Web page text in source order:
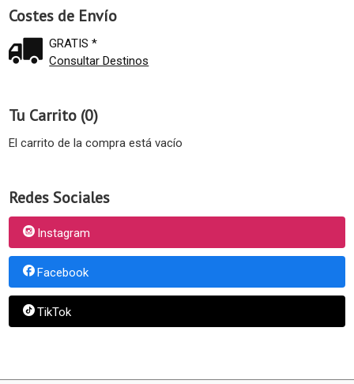
Costes de Envío
GRATIS *
Consultar Destinos
Tu Carrito (0)
El carrito de la compra está vacío
Redes Sociales
Instagram
Facebook
TikTok